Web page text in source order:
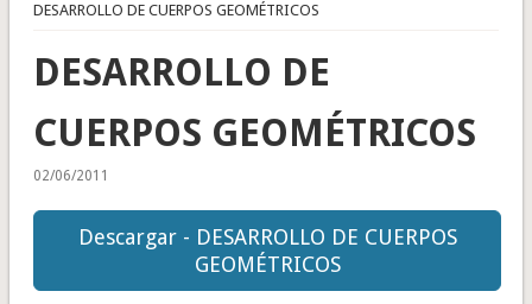
DESARROLLO DE CUERPOS GEOMÉTRICOS
DESARROLLO DE
CUERPOS GEOMÉTRICOS
02/06/2011
Descargar - DESARROLLO DE CUERPOS
GEOMÉTRICOS